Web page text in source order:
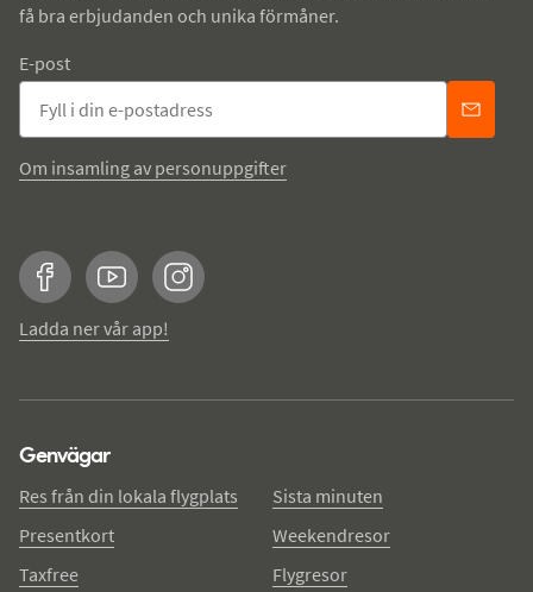
få bra erbjudanden och unika förmåner.
E-post
Om insamling av personuppgifter
FacebookYouTubeInstagram
Ladda ner vår app!
Genvägar
Res från din lokala flygplats
Presentkort
Taxfree
Sista minuten
Weekendresor
Flygresor